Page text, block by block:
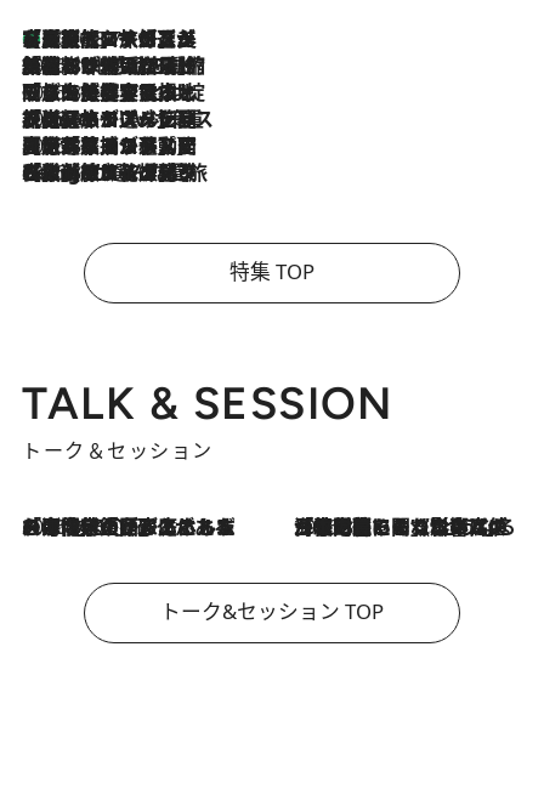
2026.8.7
【厳選旅コスメ】「多機能アイテムがメイン！」旅好き美容エディターが選んだ夏旅ベストコスメを発表【Mサイズジップ】
2026.8.6
「荷物が増えるほど旅ストレスは増す」美容ジャーナリストがたどり着いた最終結論。“化粧品を劇的に減らす”感動の凝縮美容とは
2026.8.6
「旅先には金髪ウィッグを持参」日本と同じメイクでは損してる!? 美容ジャーナリストが提案する“掟破りの旅美容”とは
2026.8.6
【厳選旅コスメ】「身軽さ＆UV対策重視！」ヘアアーティストshucoが選んだ夏旅ベストコスメを発表【Mサイズジップ】
2026.8.5
【厳選旅コスメ】国内をあちこち移動する河井菜摘が選んだ夏旅ベストコスメ発表！「リラックスアイテムはマスト」【Mサイズジップ】
2026.8.4
【厳選旅コスメ】「紫外線＆乾燥対策しながらメイク感も！」ヘア＆メイクGeorgeが選んだ夏旅ベストコスメを発表！【Mサイズジップ】
特集 TOP
TALK & SESSION
トーク＆セッション
2026.8.3
「今後値上げがあるとすれば…」「リスクがあるのは今年の冬」エネルギー専門家が語る、ホルムズ海峡封鎖が家庭にもたらす“ある心配” 2026.8.3
「住宅建てられない…」「サーチャージ料の高値が続いている」ホルムズ海峡封鎖による影響はいつまで続く？《エネルギー専門家に聞く“どうなる日本の暮らし”》
トーク&セッション TOP